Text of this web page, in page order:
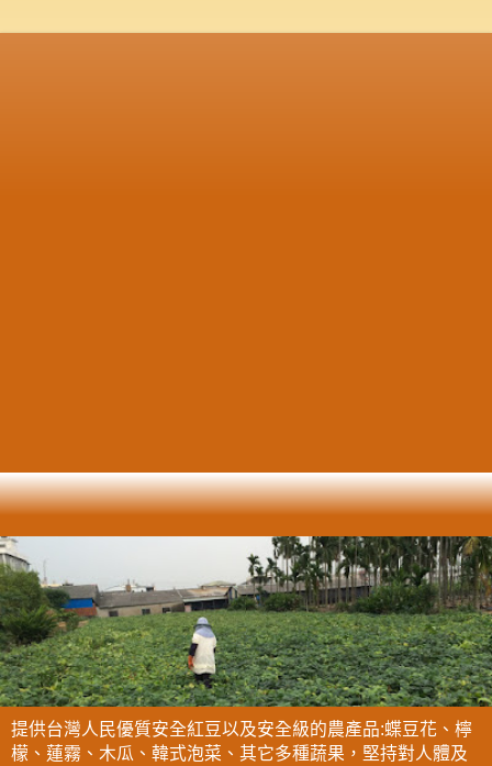
提供台灣人民優質安全紅豆以及安全級的農產品:蝶豆花、檸
檬、蓮霧、木瓜、韓式泡菜、其它多種蔬果，堅持對人體及